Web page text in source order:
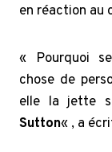
en réaction au
« Pourquoi
chose de
elle la jette
Sutton« , a